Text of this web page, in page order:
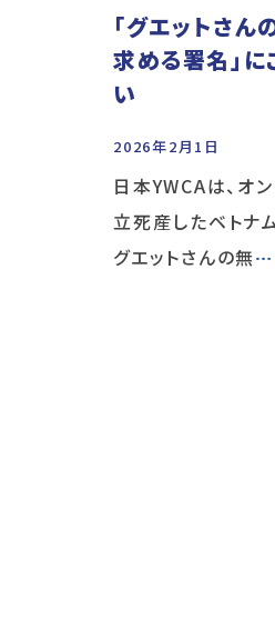
「グエットさ
求める署名」に
い
2026年2月1日
日本YWCAは、オ
立死産したベトナ
グエットさんの無…